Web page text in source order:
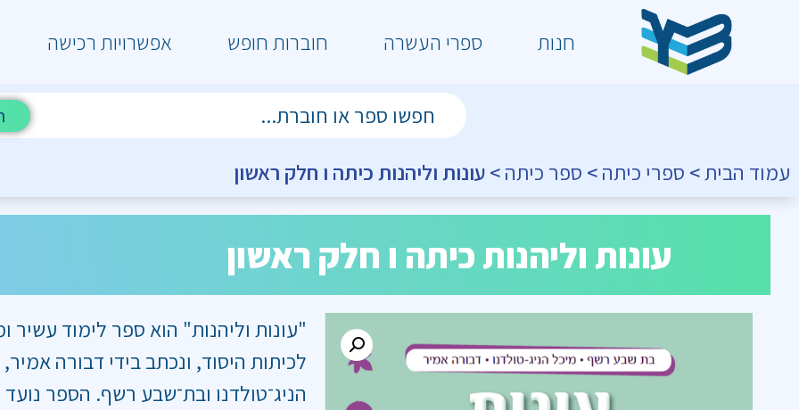
חנות ספרי העשרה חוברות חופש אפשרויות רכישה
עמוד הבית> ספרי כיתה> ספר כיתה> עונות וליהנות כיתה ו חלק ראשון
עונות וליהנות כיתה ו חלק ראשון
"עונות וליהנות" הוא ספר לימוד עשיר
לכיתות היסוד, ונכתב בידי דבורה
הניג־טולדנו ובת־שבע רשף. הספר